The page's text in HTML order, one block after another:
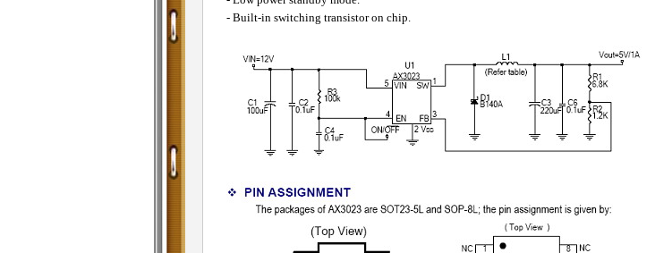
- Built-in switching transistor on chip.